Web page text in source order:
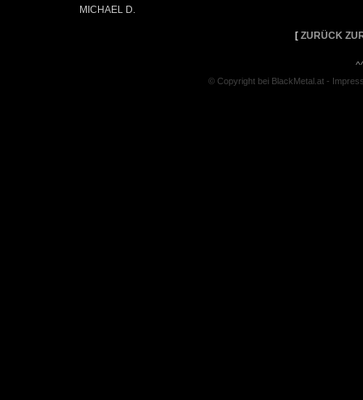
MICHAEL D.
[ ZURÜCK
© Copyright bei BlackMetal.at -